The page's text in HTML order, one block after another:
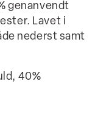
genanvendt
Lavet i
nederst samt
40%